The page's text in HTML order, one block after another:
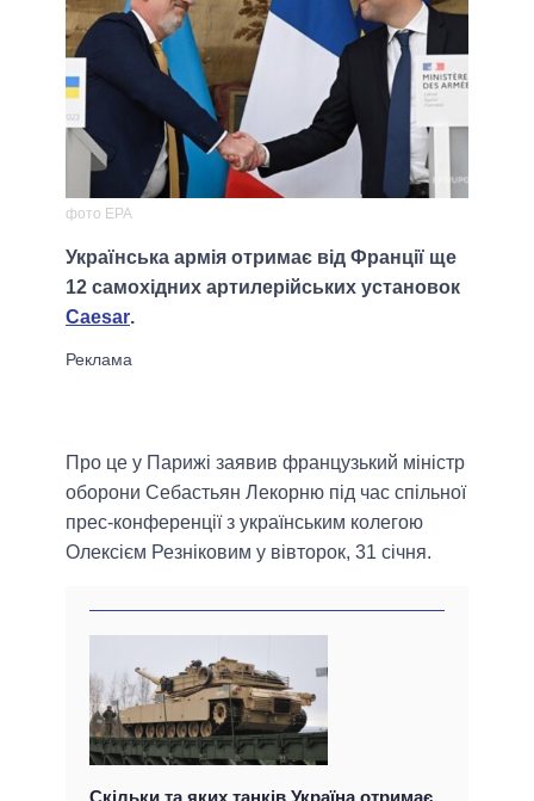
фото ЕРА
Українська армія отримає від Франції ще
12 самохідних артилерійських установок
Caesar.
Про це у Парижі заявив французький міністр
оборони Себастьян Лекорню під час спільної
прес-конференції з українським колегою
Олексієм Резніковим у вівторок, 31 січня.
Скільки та яких танків Україна отримає